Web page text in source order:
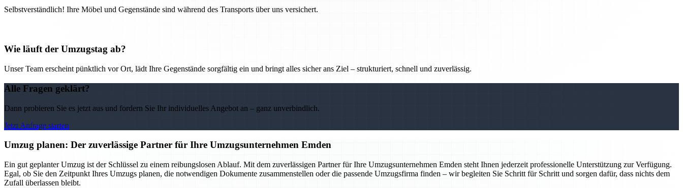
Selbstverständlich! Ihre Möbel und Gegenstände sind während des Transports über uns versichert.
Wie läuft der Umzugstag ab?
Unser Team erscheint pünktlich vor Ort, lädt Ihre Gegenstände sorgfältig ein und bringt alles sicher ans Ziel – strukturiert, schnell und zuverlässig.
Alle Fragen geklärt?
Dann probieren Sie es jetzt aus und fordern Sie Ihr individuelles Angebot an – ganz unverbindlich.
Jetzt Anfrage starten
Umzug planen: Der zuverlässige Partner für Ihre Umzugsunternehmen Emden
Ein gut geplanter Umzug ist der Schlüssel zu einem reibungslosen Ablauf. Mit dem zuverlässigen Partner für Ihre Umzugsunternehmen Emden steht Ihnen jederzeit professionelle Unterstützung zur Verfügung.
Egal, ob Sie den Zeitpunkt Ihres Umzugs planen, die notwendigen Dokumente zusammenstellen oder die passende Umzugsfirma finden – wir begleiten Sie Schritt für Schritt und sorgen dafür, dass nichts dem
Zufall überlassen bleibt.